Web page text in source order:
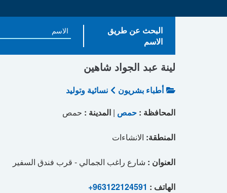
البحث عن طريق
الاسم
لينة عبد الجواد شاهين
أطباء بشريون
نسائية وتوليد
المحافظة : حمص | المدينة : حمص
المنطقة: الانشاءات
العنوان : شارع راغب الجمالي - قرب فندق السفير
الهاتف : +963122124591